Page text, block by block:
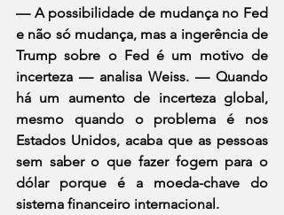
— A possibilidade de mudança no Fed
e não só mudança, mas a ingerência de
Trump sobre o Fed é um motivo de
incerteza — analisa Weiss. — Quando
há um aumento de incerteza global,
mesmo quando o problema é nos
Estados Unidos, acaba que as pessoas
sem saber o que fazer fogem para o
dólar porque é a moeda-chave do
sistema financeiro internacional.